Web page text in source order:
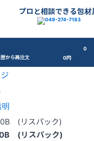
プロと相談できる包材
から再注文
0
0円
(リスパック)
(リスパック)